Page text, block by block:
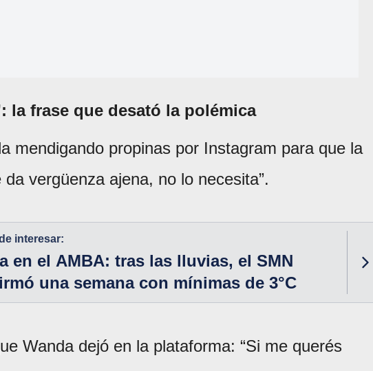
la frase que desató la polémica
mendigando propinas por Instagram para que la
vergüenza ajena, no lo necesita”.
interesar:
en el AMBA: tras las lluvias, el SMN
una semana con mínimas de 3°C
Wanda dejó en la plataforma: “Si me querés